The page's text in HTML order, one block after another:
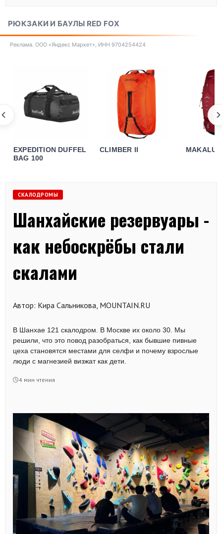
РЮКЗАКИ И БАУЛЫ RED FOX
Реклама. ООО «Яндекс Маркет», ИНН 9704254424
EXPEDITION DUFFEL
BAG 100
CLIMBER II MAKALU
СКАЛОДРОМЫ
Шанхайские резервуары -
как небоскрёбы стали
скалами
Автор: Кира Сальникова, MOUNTAIN.RU
В Шанхае 121 скалодром. В Москве их около 30. Мы
решили, что это повод разобраться, как бывшие пивные
цеха становятся местами для селфи и почему взрослые
люди с магнезией визжат как дети.
4 мин чтения